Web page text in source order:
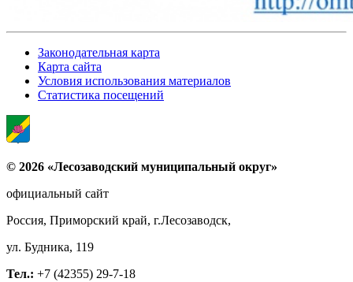
Законодательная карта
Карта сайта
Условия использования материалов
Статистика посещений
© 2026 «Лесозаводский муниципальный округ»
официальный сайт
Россия, Приморский край, г.Лесозаводск,
ул. Будника, 119
Тел.: +7 (42355) 29-7-18